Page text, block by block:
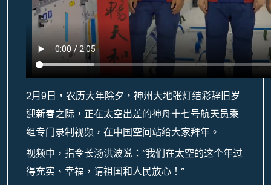
2月9日，农历大年除夕，神州大地张灯结彩辞旧岁
迎新春之际，正在太空出差的神舟十七号航天员乘
组专门录制视频，在中国空间站给大家拜年。
视频中，指令长汤洪波说：“我们在太空的这个年过
得充实、幸福，请祖国和人民放心！”